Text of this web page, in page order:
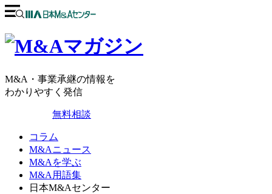
M&A・事業承継の情報を
わかりやすく発信
無料相談
コラム
M&Aニュース
M&Aを学ぶ
M&A用語集
日本M&Aセンター